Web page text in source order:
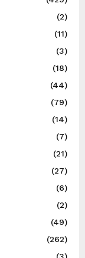
(2)
(11)
(3)
(18)
(44)
(79)
(14)
(7)
(21)
(27)
(6)
(2)
(49)
(262)